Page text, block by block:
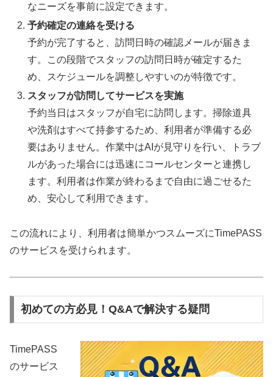
なニーズを事前に設定できます。
予約確定の連絡を受ける
予約が完了すると、訪問日時の確認メールが届きま
す。この段階でスタッフの訪問日時が確定するた
め、スケジュールを調整しやすいのが特徴です。
スタッフが訪問してサービスを実施
予約当日はスタッフが自宅に訪問します。掃除道具
や洗剤はすべて持参するため、利用者が準備する必
要はありません。作業中はAIが見守りを行い、トラブ
ルがあった場合には迅速にコールセンターと連携し
ます。利用者は作業が終わるまで自由に過ごせるた
め、安心して利用できます。
この流れにより、利用者は簡単かつスムーズにTimePASS
のサービスを受けられます。
初めての方必見！Q&Aで解決する疑問
TimePASS
のサービス